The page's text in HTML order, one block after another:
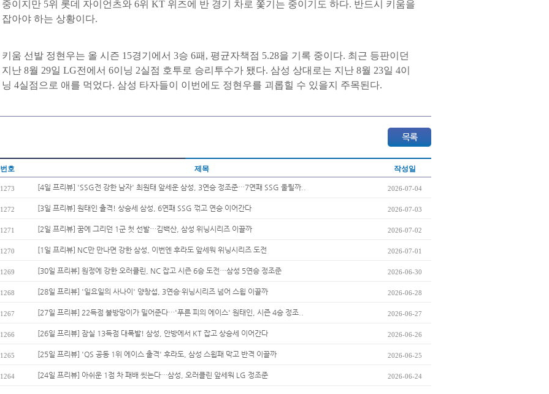
중이지만 5위 롯데 자이언츠와 6위 KT 위즈에 반 경기 차로 쫓기는 중이기도 하다. 반드시 키움을
잡아야 하는 상황이다.
키움 선발 정현우는 올 시즌 15경기에서 3승 6패, 평균자책점 5.28을 기록 중이다. 최근 등판이던
지난 8월 29일 LG전에서 6이닝 2실점 호투로 승리투수가 됐다. 삼성 상대로는 지난 8월 23일 4이
닝 4실점으로 애를 먹었다. 삼성 타자들이 이번에도 정현우를 괴롭힐 수 있을지 주목된다.
번호 제목 작성일
1273 [4일 프리뷰] 'SSG전 강한 남자' 최원태 앞세운 삼성, 3연승 정조준…7연패 SSG 울릴까.. 2026-07-04
1272 [3일 프리뷰] 원태인 출격! 상승세 삼성, 6연패 SSG 꺾고 연승 이어간다 2026-07-03
1271 [2일 프리뷰] 꿈에 그리던 1군 첫 선발…김백산, 삼성 위닝시리즈 이끌까 2026-07-02
1270 [1일 프리뷰] NC만 만나면 강한 삼성, 이번엔 후라도 앞세워 위닝시리즈 도전 2026-07-01
1269 [30일 프리뷰] 원정에 강한 오러클린, NC 잡고 시즌 6승 도전…삼성 5연승 정조준 2026-06-30
1268 [28일 프리뷰] '일요일의 사나이' 양창섭, 3연승·위닝시리즈 넘어 스윕 이끌까 2026-06-28
1267 [27일 프리뷰] 22득점 불방망이가 밀어준다…'푸른 피의 에이스' 원태인, 시즌 4승 정조.. 2026-06-27
1266 [26일 프리뷰] 잠실 13득점 대폭발! 삼성, 안방에서 KT 잡고 상승세 이어간다 2026-06-26
1265 [25일 프리뷰] 'QS 공동 1위 에이스 출격' 후라도, 삼성 스윕패 막고 반격 이끌까 2026-06-25
1264 [24일 프리뷰] 아쉬운 1점 차 패배 씻는다…삼성, 오러클린 앞세워 LG 정조준 2026-06-24